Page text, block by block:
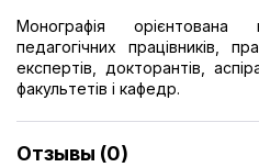
Монографія
педагогічних працівників,
експертів, докторантів,
факультетів і кафедр.
Отзывы (0)